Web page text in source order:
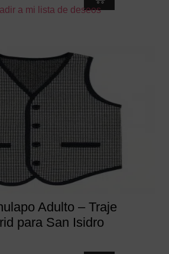
producto
variantes.
opciones
se
pueden
elegir
en
la
página
de
a mi lista de deseos
Adulto – Traje
para San Isidro